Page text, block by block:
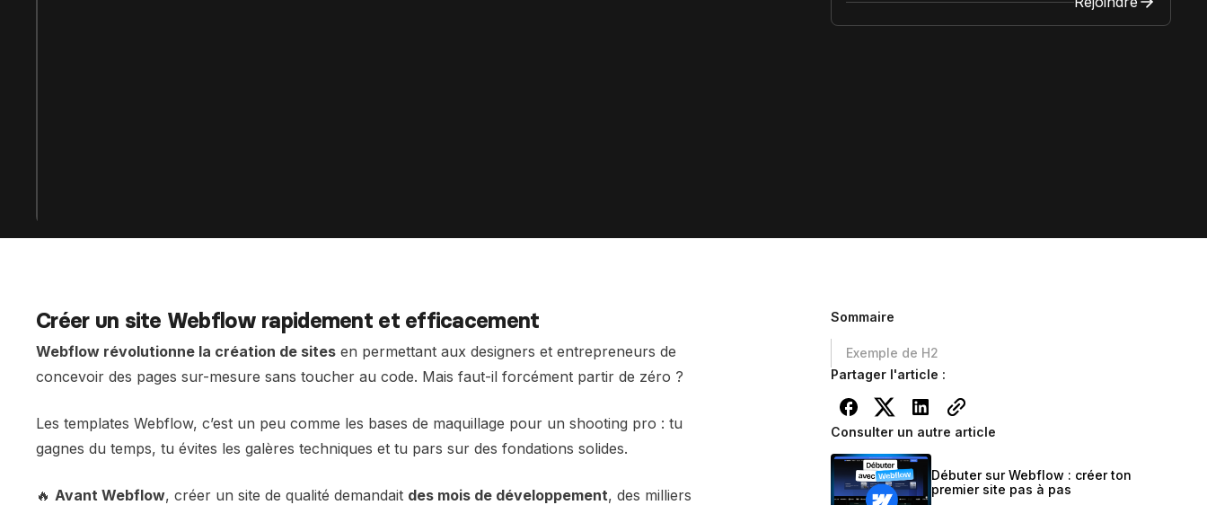
et tes clients grâce à Notion
Créer un site Webflow rapidement et efficacement
Webflow révolutionne la création de sites en permettant aux designers et entrepreneurs de
concevoir des pages sur-mesure sans toucher au code. Mais faut-il forcément partir de zéro ?
Les templates Webflow, c’est un peu comme les bases de maquillage pour un shooting pro : tu
gagnes du temps, tu évites les galères techniques et tu pars sur des fondations solides.
🔥 Avant Webflow, créer un site de qualité demandait des mois de développement, des milliers
Sommaire
Exemple de H2
Partager l'article :
Consulter un autre article
Débuter sur Webflow : créer ton
premier site pas à pas